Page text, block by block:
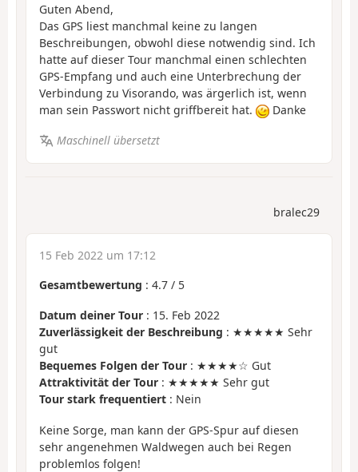
Guten Abend,
Das GPS liest manchmal keine zu langen
Beschreibungen, obwohl diese notwendig sind. Ich
hatte auf dieser Tour manchmal einen schlechten
GPS-Empfang und auch eine Unterbrechung der
Verbindung zu Visorando, was ärgerlich ist, wenn
man sein Passwort nicht griffbereit hat.
Danke
Maschinell übersetzt
bralec29
15 Feb 2022 um 17:12
Gesamtbewertung : 4.7 / 5
Datum deiner Tour : 15. Feb 2022
Zuverlässigkeit der Beschreibung : ★★★★★ Sehr
gut
Bequemes Folgen der Tour : ★★★★☆ Gut
Attraktivität der Tour : ★★★★★ Sehr gut
Tour stark frequentiert : Nein
Keine Sorge, man kann der GPS-Spur auf diesen
sehr angenehmen Waldwegen auch bei Regen
problemlos folgen!